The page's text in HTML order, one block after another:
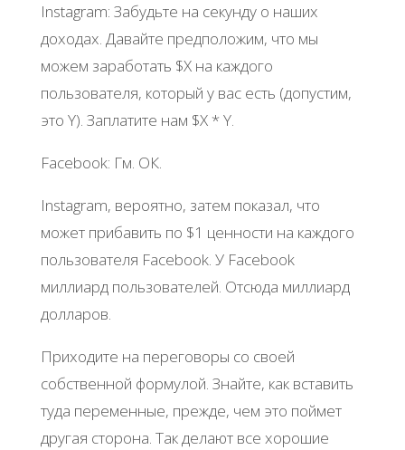
Instagram: Забудьте на секунду о наших
доходах. Давайте предположим, что мы
можем заработать $X на каждого
пользователя, который у вас есть (допустим,
это Y). Заплатите нам $X * Y.
Facebook: Гм. ОК.
Instagram, вероятно, затем показал, что
может прибавить по $1 ценности на каждого
пользователя Facebook. У Facebook
миллиард пользователей. Отсюда миллиард
долларов.
Приходите на переговоры со своей
собственной формулой. Знайте, как вставить
туда переменные, прежде, чем это поймет
другая сторона. Так делают все хорошие